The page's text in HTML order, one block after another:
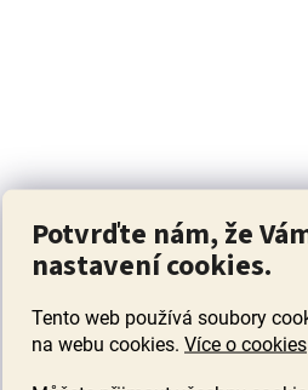
Potvrďte nám, že
nastavení cookies.
Tento web používá soubory
na webu cookies. Více o cookies